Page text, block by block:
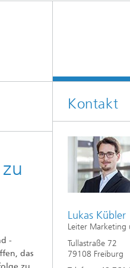
-
das
Kontakt
Lukas Kübler
Leiter
Tullastraße 72
79108 Freiburg